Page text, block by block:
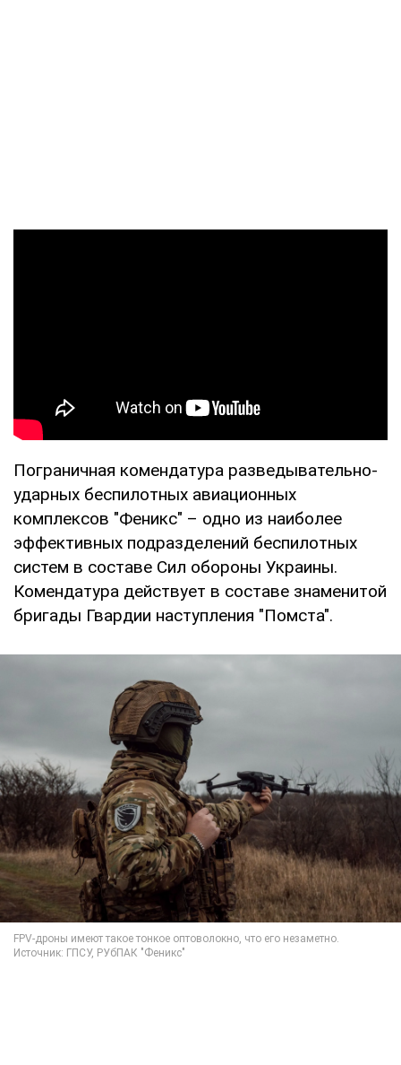
Пограничная комендатура разведывательно-
ударных беспилотных авиационных
комплексов "Феникс" – одно из наиболее
эффективных подразделений беспилотных
систем в составе Сил обороны Украины.
Комендатура действует в составе знаменитой
бригады Гвардии наступления "Помста".